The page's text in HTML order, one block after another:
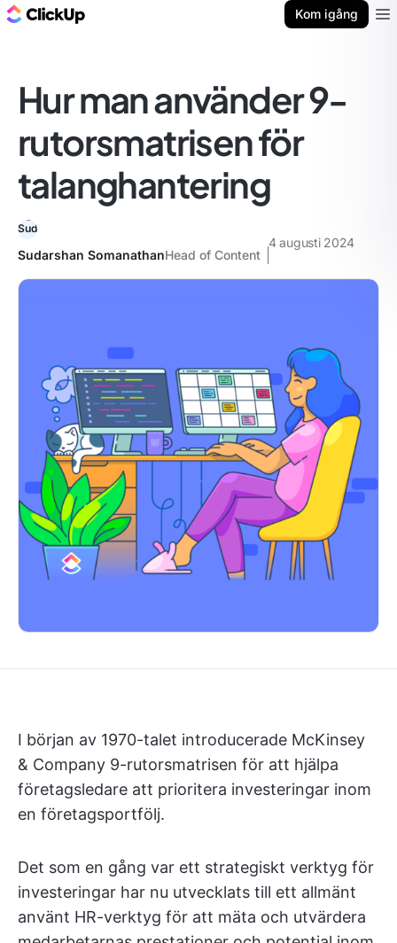
Kom igång
Hur man använder 9-
rutorsmatrisen för
talanghantering
Sudarshan SomanathanHead of Content
4 augusti 2024
I början av 1970-talet introducerade McKinsey
& Company 9-rutorsmatrisen för att hjälpa
företagsledare att prioritera investeringar inom
en företagsportfölj.
Det som en gång var ett strategiskt verktyg för
investeringar har nu utvecklats till ett allmänt
använt HR-verktyg för att mäta och utvärdera